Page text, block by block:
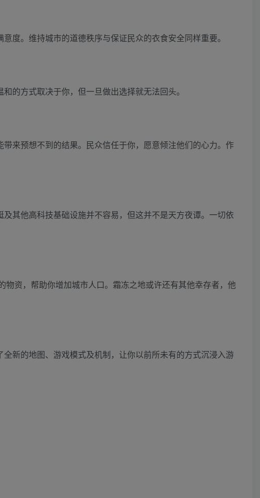
度。维持城市的道德秩序与保证民众的衣食安全同样重要。
的方式取决于你，但一旦做出选择就无法回头。
来预想不到的结果。民众信任于你，愿意倾注他们的心力。作
其他高科技基础设施并不容易，但这并不是天方夜谭。一切依
资，帮助你增加城市人口。霜冻之地或许还有其他幸存者，他
新的地图、游戏模式及机制，让你以前所未有的方式沉浸入游